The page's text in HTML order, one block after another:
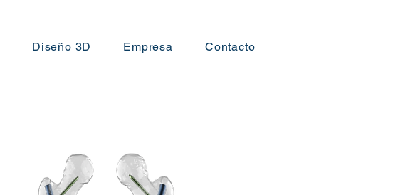
Diseño 3D Empresa Contacto